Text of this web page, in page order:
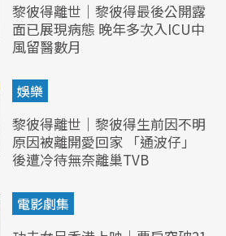
黎彼得離世｜黎彼得最後公開露
面已展現病態 晚年多次入ICU中
風留醫數月
娛樂
黎彼得離世｜黎彼得生前因不明
原因被離開愛回家 「通波仔」
後遭冷待無奈離巢TVB
電影劇集